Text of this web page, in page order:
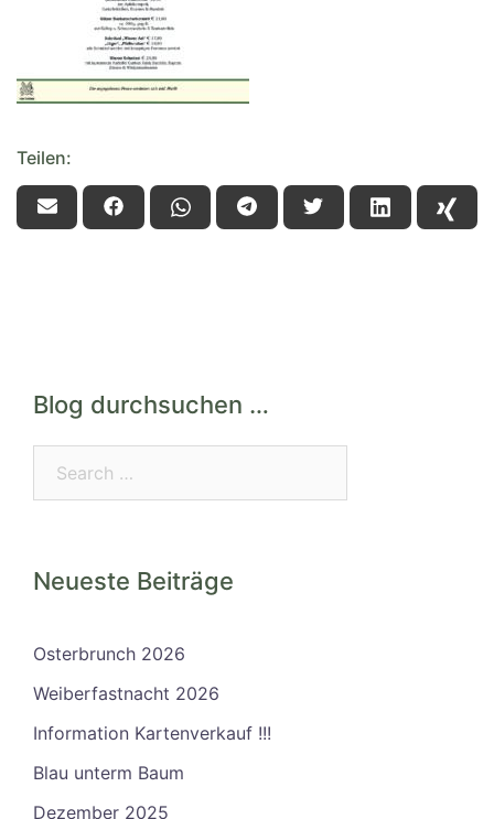
Teilen:
Blog durchsuchen …
Neueste Beiträge
Osterbrunch 2026
Weiberfastnacht 2026
Information Kartenverkauf !!!
Blau unterm Baum
Dezember 2025